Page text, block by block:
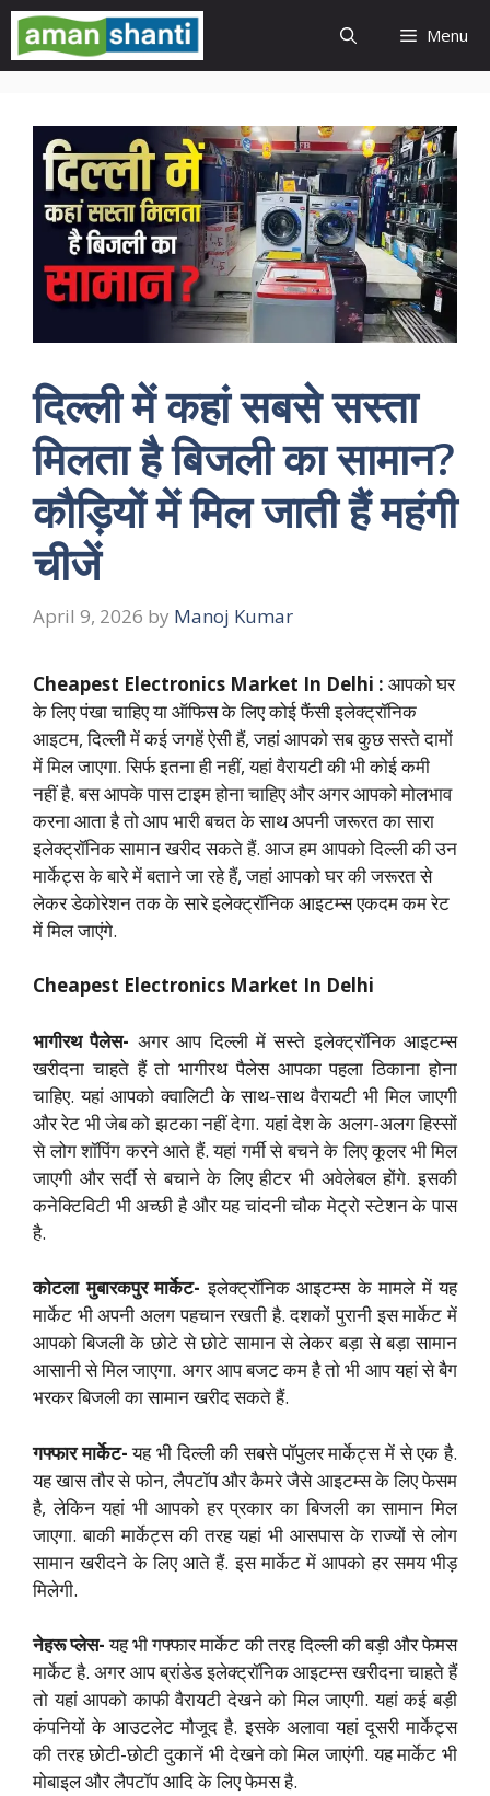
Skip
content
Menu
दिल्ली में कहां सबसे सस्ता
मिलता है बिजली का सामान?
कौड़ियों में मिल जाती हैं महंगी
चीजें
April 9, 2026 by Manoj Kumar
Cheapest Electronics Market In Delhi : आपको घर
के लिए पंखा चाहिए या ऑफिस के लिए कोई फैंसीइलेक्ट्रॉनिक
आइटम, दिल्ली में कई जगहें ऐसी हैं, जहां आपको सब कुछ सस्ते दामों
में मिल जाएगा. सिर्फ इतना ही नहीं, यहां वैरायटी की भी कोई कमी
नहीं है. बस आपके पास टाइम होना चाहिए और अगर आपको मोलभाव
करना आता है तो आप भारी बचत के साथ अपनी जरूरत का सारा
इलेक्ट्रॉनिक सामान खरीद सकते हैं. आज हम आपको दिल्ली की उन
मार्केट्स के बारे में बताने जा रहे हैं, जहां आपको घर की जरूरत से
लेकर डेकोरेशन तक के सारे इलेक्ट्रॉनिक आइटम्स एकदम कम रेट
में मिल जाएंगे.
Cheapest Electronics Market In Delhi
भागीरथ पैलेस- अगर आप दिल्ली में सस्ते इलेक्ट्रॉनिक आइटम्स
खरीदना चाहते हैं तो भागीरथ पैलेस आपका पहला ठिकाना होना
चाहिए. यहां आपको क्वालिटी के साथ-साथ वैरायटी भी मिल जाएगी
और रेट भी जेब को झटका नहीं देगा. यहां देश के अलग-अलग हिस्सों
से लोग शॉपिंग करने आते हैं. यहां गर्मी से बचने के लिए कूलर भी मिल
जाएगी और सर्दी से बचाने के लिए हीटर भी अवेलेबल होंगे. इसकी
कनेक्टिविटी भी अच्छी है और यह चांदनी चौक मेट्रो स्टेशन के पास
है.
कोटला मुबारकपुर मार्केट- इलेक्ट्रॉनिक आइटम्स के मामले में यह
मार्केट भी अपनी अलग पहचान रखती है. दशकों पुरानी इस मार्केट में
आपको बिजली के छोटे से छोटे सामान से लेकर बड़ा से बड़ा सामान
आसानी से मिल जाएगा. अगर आप बजट कम है तो भी आप यहां से बैग
भरकर बिजली का सामान खरीद सकते हैं.
गफ्फार मार्केट-यह भी दिल्ली की सबसे पॉपुलर मार्केट्स में से एक है.
यह खास तौर से फोन, लैपटॉप और कैमरे जैसे आइटम्स के लिए फेसम
है, लेकिन यहां भी आपको हर प्रकार का बिजली का सामान मिल
जाएगा. बाकी मार्केट्स की तरह यहां भी आसपास के राज्यों से लोग
सामान खरीदने के लिए आते हैं. इस मार्केट में आपको हर समय भीड़
मिलेगी.
नेहरू प्लेस-यह भी गफ्फार मार्केट की तरह दिल्ली की बड़ी और फेमस
मार्केट है. अगर आप ब्रांडेड इलेक्ट्रॉनिक आइटम्स खरीदना चाहते हैं
तो यहां आपको काफी वैरायटी देखने को मिल जाएगी. यहां कई बड़ी
कंपनियों के आउटलेट मौजूद है. इसके अलावा यहां दूसरी मार्केट्स
की तरह छोटी-छोटी दुकानें भी देखने को मिल जाएंगी. यह मार्केट भी
मोबाइल और लैपटॉप आदि के लिए फेमस है.